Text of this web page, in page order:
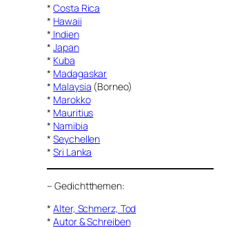
*Costa Rica
* Hawaii
* Indien
*Japan
* Kuba
* Madagaskar
* Malaysia (Borneo)
* Marokko
* Mauritius
* Namibia
*Seychellen
*Sri Lanka
–Gedichtthemen:
*Alter, Schmerz, Tod
*Autor & Schreiben